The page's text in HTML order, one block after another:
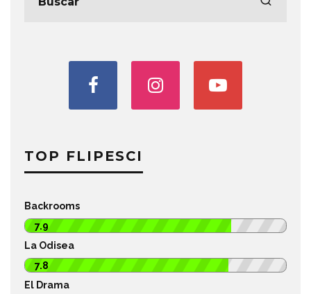
TOP FLIPESCI
Backrooms
7.9
La Odisea
7.8
El Drama